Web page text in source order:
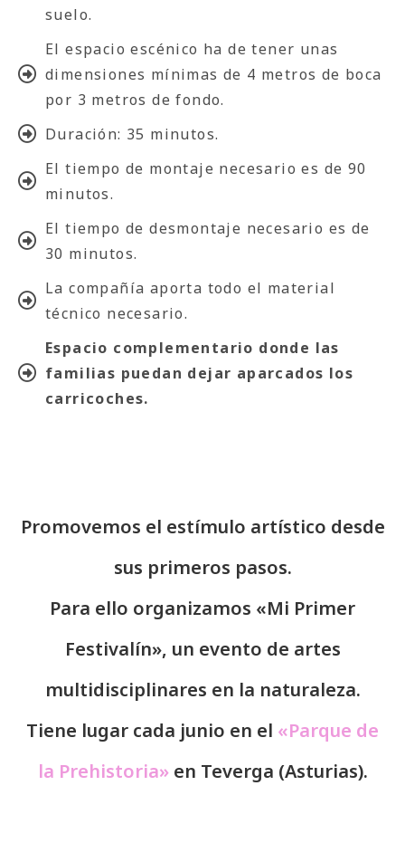
suelo.
El espacio escénico ha de tener unas
dimensiones mínimas de 4 metros de boca
por 3 metros de fondo.
Duración: 35 minutos.
El tiempo de montaje necesario es de 90
minutos.
El tiempo de desmontaje necesario es de
30 minutos.
La compañía aporta todo el material
técnico necesario.
Espacio complementario donde las
familias puedan dejar aparcados los
carricoches.
Promovemos el estímulo artístico desde
sus primeros pasos.
Para ello organizamos «Mi Primer
Festivalín», un evento de artes
multidisciplinares en la naturaleza.
Tiene lugar cada junio en el «Parque de
la Prehistoria»en Teverga (Asturias).